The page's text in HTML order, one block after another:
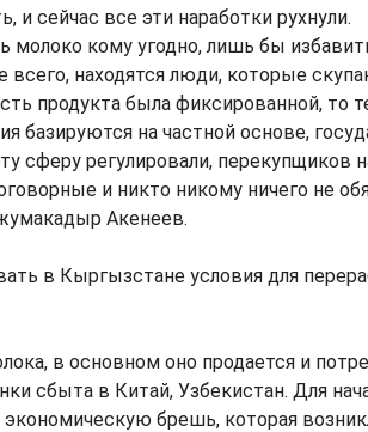
сейчас все эти наработки рухнули.
молоко кому угодно, лишь бы
находятся люди, которые
продукта была фиксированной, то
базируются на частной основе,
сферу регулировали, перекупщиков
и никто никому ничего не
Акенеев.
в Кыргызстане условия для
в основном оно продается и
сбыта в Китай, Узбекистан. Для
брешь, которая